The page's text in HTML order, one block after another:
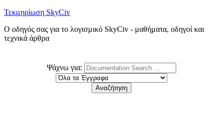
Τεκμηρίωση SkyCiv
Ο οδηγός σας για το λογισμικό SkyCiv - μαθήματα, οδηγοί και
τεχνικά άρθρα
Ψάχνω για: